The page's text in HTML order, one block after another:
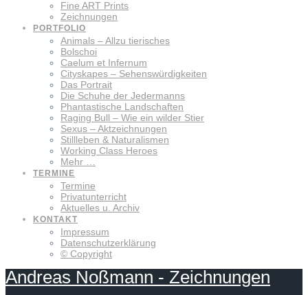
Fine ART Prints
Zeichnungen
PORTFOLIO
Animals – Allzu tierisches
Bolschoi
Caelum et Infernum
Cityskapes – Sehenswürdigkeiten
Das Portrait
Die Schuhe der Jedermanns
Phantastische Landschaften
Raging Bull – Wie ein wilder Stier
Sexus – Aktzeichnungen
Stillleben & Naturalismen
Working Class Heroes
Mehr …
TERMINE
Termine
Privatunterricht
Aktuelles u. Archiv
KONTAKT
Impressum
Datenschutzerklärung
© Copyright
Andreas Noßmann - Zeichnungen